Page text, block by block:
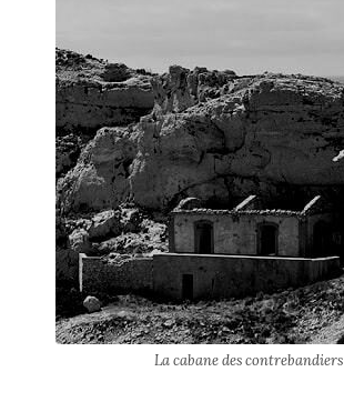
La cabane des contrebandiers